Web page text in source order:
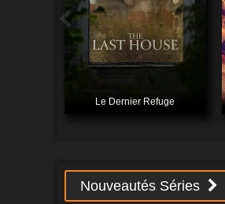
Le Dernier Refuge
Nouveautés Séries